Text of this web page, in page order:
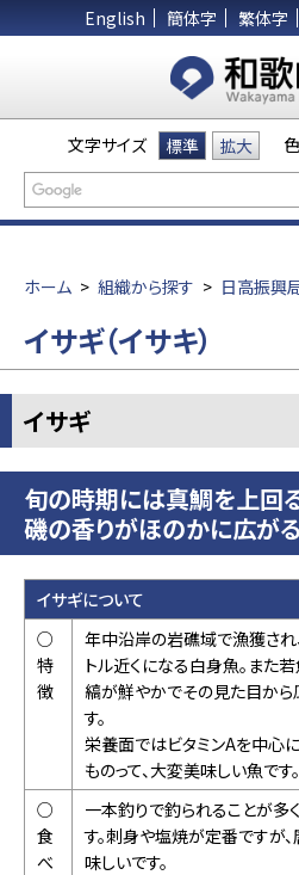
English 簡体字 繁体字
文字サイズ 標準 拡大
ホーム > 組織から探す > 日高振興
イサギ（イサキ）
イサギ
旬の時期には真鯛を上回
磯の香りがほのかに広が
イサギについて
○
特
徴
年中沿岸の岩礁域で漁獲され
トル近くになる白身魚。また
縞が鮮やかでその見た目から
す。
栄養面ではビタミンAを中心に
ものって、大変美味しい魚です。
○
食
べ
一本釣りで釣られることが多
す。刺身や塩焼が定番ですが
味しいです。